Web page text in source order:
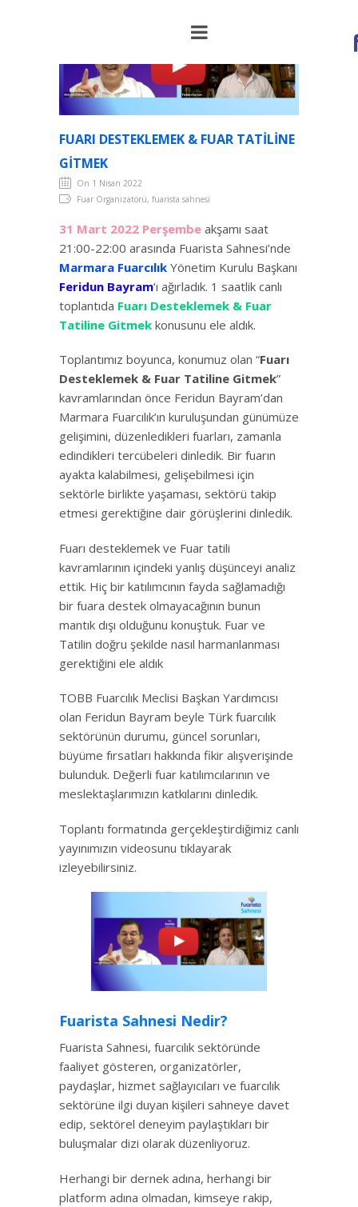
FUARI DESTEKLEMEK & FUAR TATILINE
GITMEK
On 1 Nisan 2022
Fuar Organizatörü, fuarista sahnesi
31 Mart 2022 Perşembe akşamı saat
21:00-22:00 arasında Fuarista Sahnesi’nde
Marmara Fuarcılık Yönetim Kurulu Başkanı
Feridun Bayram‘ı ağırladık. 1 saatlik canlı
toplantıda Fuarı Desteklemek & Fuar
Tatiline Gitmek konusunu ele aldık.
Toplantımız boyunca, konumuz olan “Fuarı
Desteklemek & Fuar Tatiline Gitmek”
kavramlarından önce Feridun Bayram’dan
Marmara Fuarcılık’ın kuruluşundan günümüze
gelişimini, düzenledikleri fuarları, zamanla
edindikleri tercübeleri dinledik. Bir fuarın
ayakta kalabilmesi, gelişebilmesi için
sektörle birlikte yaşaması, sektörü takip
etmesi gerektiğine dair görüşlerini dinledik.
Fuarı desteklemek ve Fuar tatili
kavramlarının içindeki yanlış düşünceyi analiz
ettik. Hiç bir katılımcının fayda sağlamadığı
bir fuara destek olmayacağının bunun
mantık dışı olduğunu konuştuk. Fuar ve
Tatilin doğru şekilde nasıl harmanlanması
gerektiğini ele aldık
TOBB Fuarcılık Meclisi Başkan Yardımcısı
olan Feridun Bayram beyle Türk fuarcılık
sektörünün durumu, güncel sorunları,
büyüme fırsatları hakkında fikir alışverişinde
bulunduk. Değerli fuar katılımcılarının ve
meslektaşlarımızın katkılarını dinledik.
Toplantı formatında gerçekleştirdiğimiz canlı
yayınımızın videosunu tıklayarak
izleyebilirsiniz.
Fuarista Sahnesi Nedir?
Fuarista Sahnesi, fuarcılık sektöründe
faaliyet gösteren, organizatörler,
paydaşlar, hizmet sağlayıcıları ve fuarcılık
sektörüne ilgi duyan kişileri sahneye davet
edip, sektörel deneyim paylaştıkları bir
buluşmalar dizi olarak düzenliyoruz.
Herhangi bir dernek adına, herhangi bir
platform adına olmadan, kimseye rakip,